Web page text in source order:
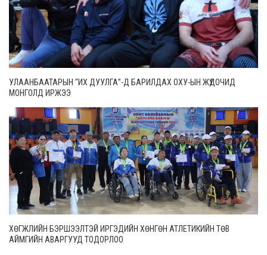
УЛААНБААТАРЫН “ИХ ДУУЛГА”-Д БАРИЛДАХ ОХУ-ЫН ЖҮДОЧИД
МОНГОЛД ИРЖЭЭ
ХӨГЖЛИЙН БЭРШЭЭЛТЭЙ ИРГЭДИЙН ХӨНГӨН АТЛЕТИКИЙН ТӨВ
АЙМГИЙН АВАРГУУД ТОДОРЛОО